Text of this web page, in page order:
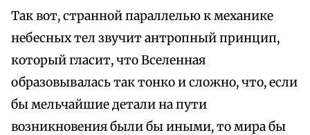
Так вот, странной параллелью к механике
небесных тел звучит антропный принцип,
который гласит, что Вселенная
образовывалась так тонко и сложно, что, если
бы мельчайшие детали на пути
возникновения были бы иными, то мира бы